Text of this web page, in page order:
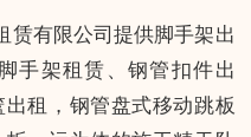
赁有限公司提供脚手架出
手架租赁、钢管扣件出
租，钢管盘式移动跳板